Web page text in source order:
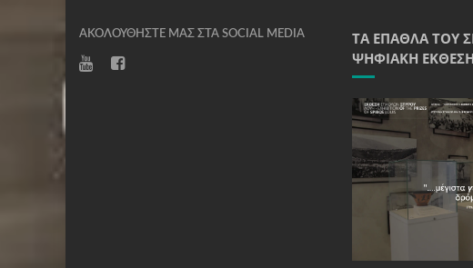
ΑΚΟΛΟΥΘΉΣΤΕ ΜΑΣ ΣΤΑ SOCIAL MEDIA
ΤΑ ΈΠΑΘΛΑ ΤΟΥ
ΨΗΦΙΑΚΉ ΈΚΘΕΣΗ